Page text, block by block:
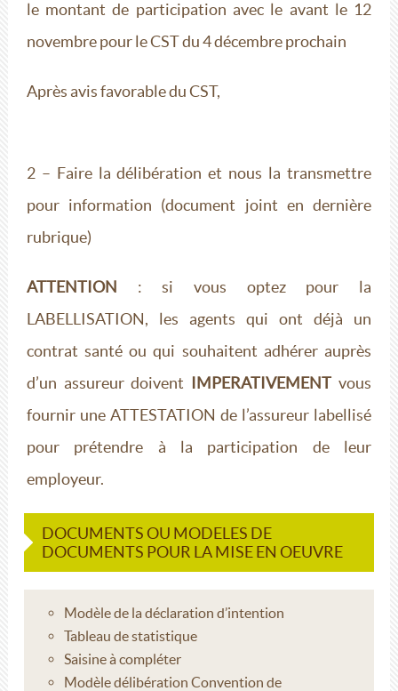
le montant de participation avec le avant le 12
novembre pour le CST du 4 décembre prochain
Après avis favorable du CST,
2 – Faire la délibération et nous la transmettre
pour information (document joint en dernière
rubrique)
ATTENTION : si vous optez pour la
LABELLISATION, les agents qui ont déjà un
contrat santé ou qui souhaitent adhérer auprès
d’un assureur doivent IMPERATIVEMENTvous
fournir une ATTESTATION de l’assureur labellisé
pour prétendre à la participation de leur
employeur.
DOCUMENTS OU MODELES DE
DOCUMENTS POUR LA MISE EN OEUVRE
Modèle de la déclaration d’intention
Tableau de statistique
Saisine à compléter
Modèle délibération Convention de